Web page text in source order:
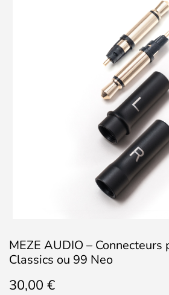
MEZE AUDIO – Connecteurs
Classics ou 99 Neo
30,00 €